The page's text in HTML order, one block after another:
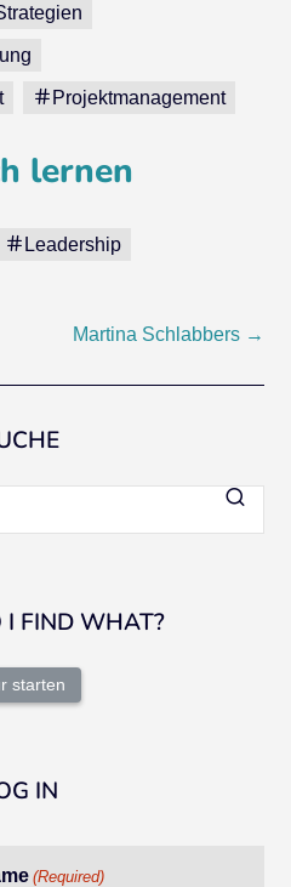
Projektmanagement
lernen
Leadership
Martina Schlabbers →
I FIND WHAT?
starten
IN
(Required)